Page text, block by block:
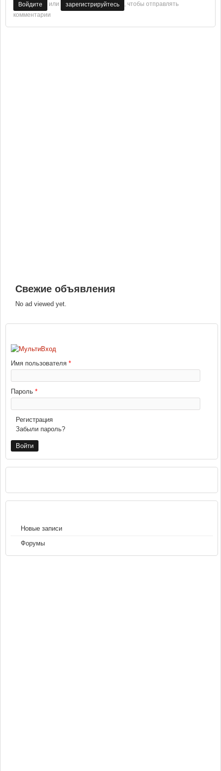
Войдите или зарегистрируйтесь
, чтобы отправлять
комментарии
Свежие объявления
No ad viewed yet.
Имя пользователя *
Пароль *
Регистрация
Забыли пароль?
Новые записи
Форумы